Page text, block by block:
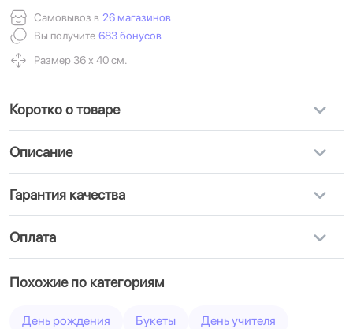
Самовывоз в 26 магазинов
Вы получите 683 бонусов
Размер 36 х 40 см.
Коротко о товаре
Описание
Гарантия качества
Оплата
Похожие по категориям
День рождения Букеты День учителя